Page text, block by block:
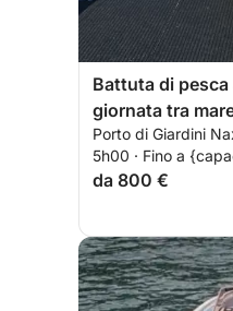
Battuta di
giornata tra
Porto di Giardini
5h00 · Fino a
da 800 €